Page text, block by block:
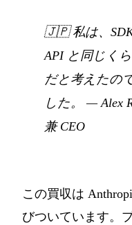
🇯🇵私は、
API と同じく
だと考えたの
した。
— Alex
兼 CEO
この買収は
びついています。